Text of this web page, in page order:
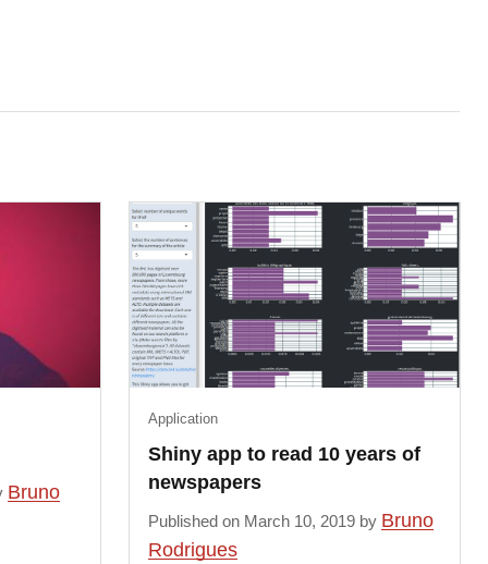
Bruno
Shiny app to read 10 years of
newspapers
Application
Published on March 10, 2019 by Bruno
Rodrigues